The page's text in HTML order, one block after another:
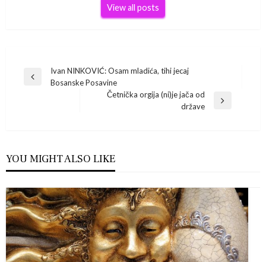
View all posts
Navigacija
Previous
Ivan NINKOVIĆ: Osam mladića, tihi jecaj
Bosanske Posavine
Četnička orgija (ni)je jača od
države
YOU MIGHT ALSO LIKE